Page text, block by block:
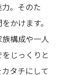
。そのた
かけます。
構成や一人
じっくりと
タチにして